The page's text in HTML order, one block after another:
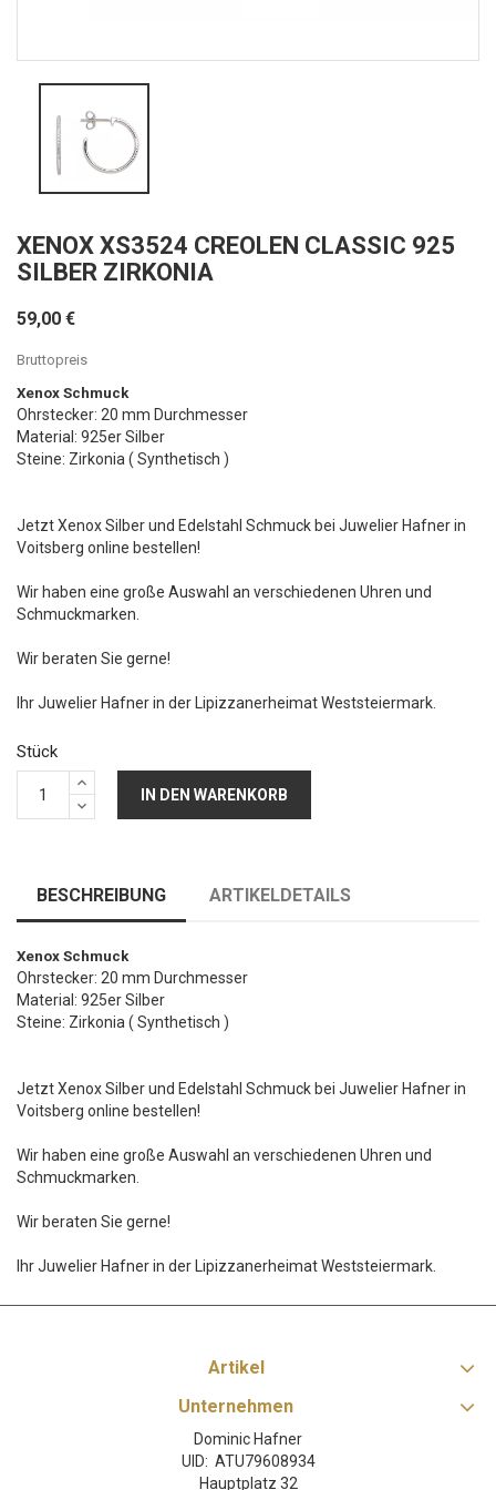
XENOX XS3524 CREOLEN CLASSIC 925
SILBER ZIRKONIA
59,00 €
Bruttopreis
Xenox Schmuck
Ohrstecker: 20 mm Durchmesser
Material: 925er Silber
Steine: Zirkonia ( Synthetisch )
Jetzt Xenox Silber und Edelstahl Schmuck bei Juwelier Hafner in
Voitsberg online bestellen!
Wir haben eine große Auswahl an verschiedenen Uhren und
Schmuckmarken.
Wir beraten Sie gerne!
Ihr Juwelier Hafner in der Lipizzanerheimat Weststeiermark.
Stück
IN DEN WARENKORB
BESCHREIBUNG ARTIKELDETAILS
Xenox Schmuck
Ohrstecker: 20 mm Durchmesser
Material: 925er Silber
Steine: Zirkonia ( Synthetisch )
Jetzt Xenox Silber und Edelstahl Schmuck bei Juwelier Hafner in
Voitsberg online bestellen!
Wir haben eine große Auswahl an verschiedenen Uhren und
Schmuckmarken.
Wir beraten Sie gerne!
Ihr Juwelier Hafner in der Lipizzanerheimat Weststeiermark.
Artikel
Unternehmen
Dominic Hafner
UID: ATU79608934
Hauptplatz 32